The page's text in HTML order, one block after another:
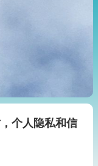
个人隐私和信